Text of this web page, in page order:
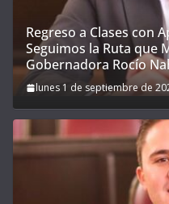
Regreso a Clases con
Seguimos la Ruta que
Gobernadora Rocío
lunes 1 de septiembre de